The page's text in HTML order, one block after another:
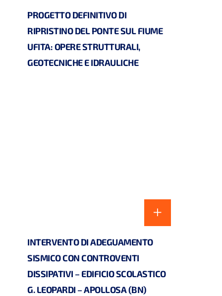
PROGETTO DEFINITIVO DI
RIPRISTINO DEL PONTE SUL FIUME
UFITA: OPERE STRUTTURALI,
GEOTECNICHE E IDRAULICHE
INTERVENTO DI ADEGUAMENTO
SISMICO CON CONTROVENTI
DISSIPATIVI – EDIFICIO SCOLASTICO
G. LEOPARDI – APOLLOSA (BN)